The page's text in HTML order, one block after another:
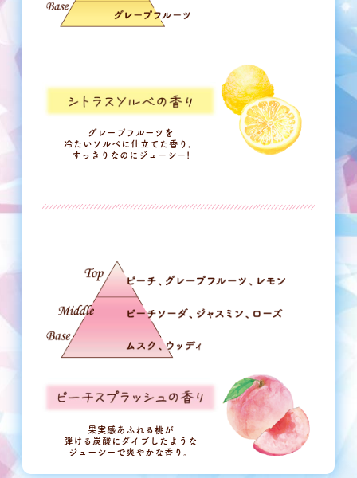
グレープフルーツを
冷たいソルベに仕立てた香り。
すっきりなのにジューシー!
果実感あふれる桃が
弾ける炭酸にダイブしたような
ジューシーで爽やかな香り。